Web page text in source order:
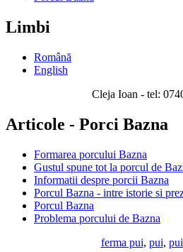
Limbi
Română
English
Cleja Ioan - tel:
Articole - Porci Bazna
Formarea porcului Bazna
Gustul spune tot la porcul de
Informatii despre porcii Bazna
Porcul Bazna - intre istorie si
Porcul Bazna
Problema porcului de Bazna
ferma pui, pui,